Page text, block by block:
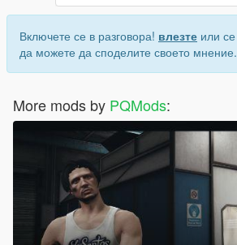
Включете се в разговора! влезте или се
да можете да споделите своето мнение.
More mods by PQMods: